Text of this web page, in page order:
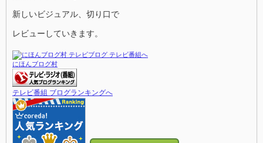
新しいビジュアル、切り口で
レビューしていきます。
にほんブログ村
テレビ番組 ブログランキングへ